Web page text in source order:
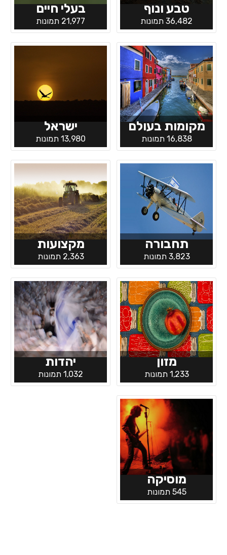
טבע ונוף
36,482 תמונות
בעלי חיים
21,977 תמונות
מקומות בעולם
16,838 תמונות
ישראל
13,980 תמונות
תחבורה
3,823 תמונות
מקצועות
2,363 תמונות
מזון
1,233 תמונות
יהדות
1,032 תמונות
מוסיקה
545 תמונות